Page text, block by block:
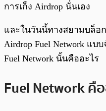
การเก็ง Airdrop นั่นเอง
และในวันนี้ทางสยามบล็อ
Airdrop Fuel Network แ
Fuel Network นั้นคืออะไร
Fuel Network คือ